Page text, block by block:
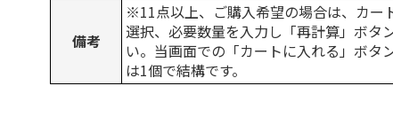
備考
※11点以上、ご購入希望の場合は、カー
選択、必要数量を入力し「再計算」ボタ
い。当画面での「カートに入れる」ボタ
は1個で結構です。